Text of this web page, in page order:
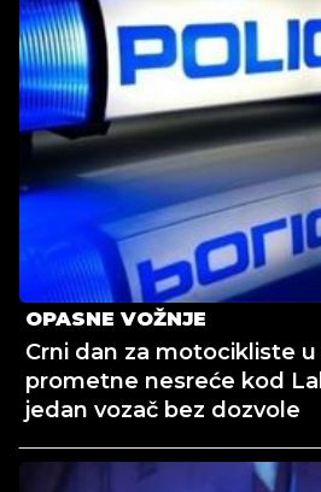
OPASNE VOŽNJE
Crni dan za motocikliste u
prometne nesreće kod
jedan vozač bez dozvole